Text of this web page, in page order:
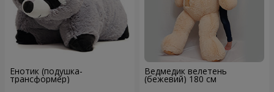
Енотик (подушка-
трансформер)
Ведмедик велетень
(бежевий) 180 см